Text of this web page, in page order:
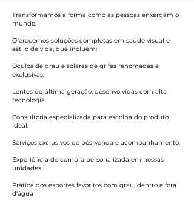
Transformamos a forma como as pessoas enxergam o
mundo.
Oferecemos soluções completas em saúde visual e
estilo de vida, que incluem:
Óculos de grau e solares de grifes renomadas e
exclusivas.
Lentes de última geração, desenvolvidas com alta
tecnologia.
Consultoria especializada para escolha do produto
ideal.
Serviços exclusivos de pós-venda e acompanhamento.
Experiência de compra personalizada em nossas
unidades.
Prática dos esportes favoritos com grau, dentro e fora
d'água